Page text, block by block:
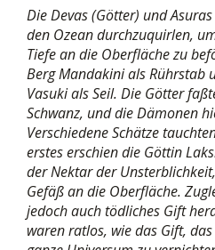
Die Devas (Götter) und
den Ozean durchzuquirlen,
Tiefe an die Oberfläche zu
Berg Mandakini als Rührstab
Vasuki als Seil. Die Götter
Schwanz, und die Dämonen
Verschiedene Schätze
erstes erschien die Göttin
der Nektar der
Gefäß an die Oberfläche.
jedoch auch tödliches Gift
waren ratlos, wie das Gift,